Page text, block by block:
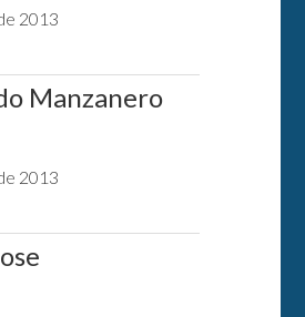
2013
Manzanero
2013